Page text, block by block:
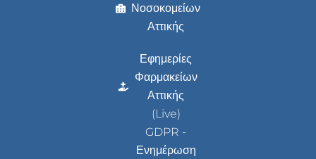
Νοσοκομείων
Αττικής
Εφημερίες
Φαρμακείων
Αττικής
(Live)
GDPR -
Ενημέρωση